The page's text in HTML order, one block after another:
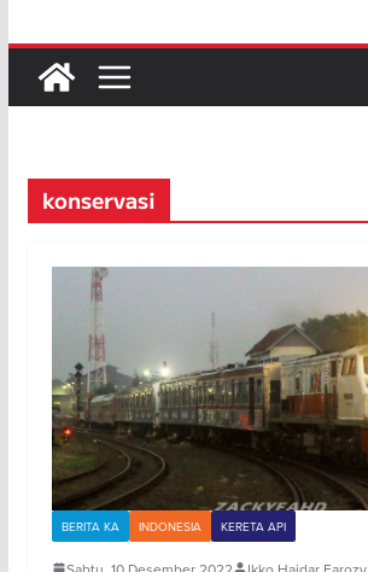
konservasi
BERITA KA INDONESIA KERETA API